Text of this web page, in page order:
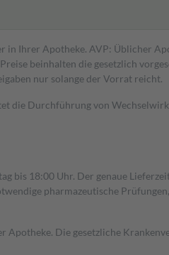
in Ihrer Apotheke. AVP: Üblicher
beinhalten die gesetzlich
nur solange der Vorrat reicht.
Durchführung von
bis 18:00 Uhr. Der genaue
pharmazeutische
Die gesetzliche